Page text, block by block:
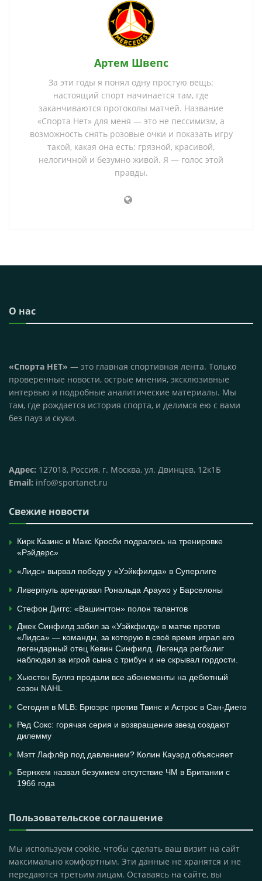
Артем Швепс
За эти годы я понял одну простую вещь:
настоящий спорт начинается там, где
заканчиваются протоколы матчей. Название
«Спорта Нет» для меня — это не пессимизм, а
возможность снять розовые очки и показать игру
такой, какая она есть: грязной, красивой,
нелогичной и безумно живой. Я — голос этой
правды.
О нас
«Спорта НЕТ» — это главная спортивная лента. Только
проверенные новости, острые мнения, эксклюзивные
интервью и подробные аналитические материалы. Мы
там, где рождается история спорта, и делимся ею с вами
без пауз и скуки.
Адрес: 127018, Россия, г. Москва, ул. Двинцев, 12к1Б
Email: info@sportanet.ru
Свежие новости
Кирк Казинс и Макс Кросби подрались на тренировке
«Рэйдерс»
«Лидс» вырвал победу у «Уэйкфилда» в Суперлиге
Ливерпуль арендовал Рональда Араухо у Барселоны
Стефон Диггс: «Вашингтон» полон талантов
Джек Синфилд забил за «Уэйкфилд» в матче против
«Лидса» — команды, за которую в своё время играл его
легендарный отец Кевин Синфилд. Легенда регбилиг
наблюдал за игрой сына с трибун и не скрывал гордости.
Хьюстон Буллз продали все абонементы на дебютный
сезон NAHL
Сегодня в MLB: Брюэрс против Твинс и Астрос в Сан-Диего
Ред Сокс: горячая серия и возвращение звезд создают
дилемму
Мэтт Лафлёр под давлением? Колин Кауэрд объясняет
Бернхем назвал безумием отсутствие ЧМ в Британии с
1966 года
Пользовательское соглашение
Мы используем cookie, чтобы сделать ваш визит на сайт
максимально комфортным. Эти данные не хранятся и не
передаются третьим лицам. Оставаясь на сайте, вы